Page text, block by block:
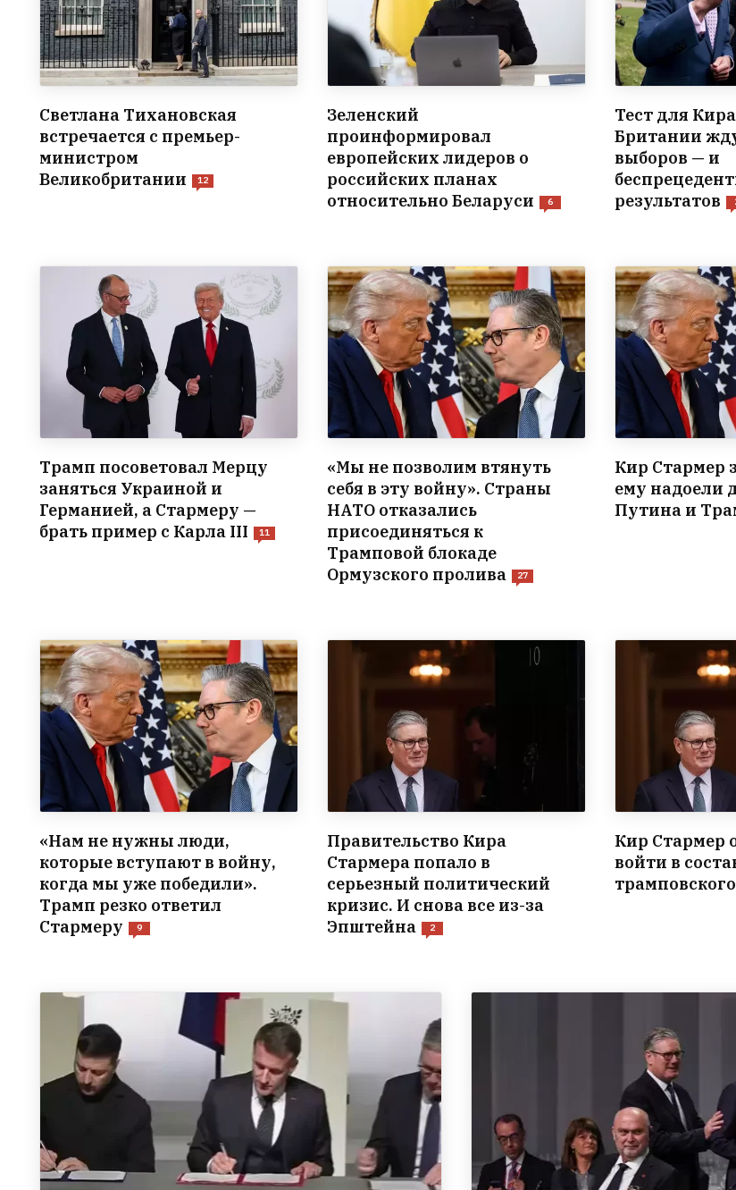
Светлана Тихановская
встречается с премьер-
министром
Великобритании
12
Зеленский
проинформировал
европейских лидеров о
российских планах
относительно Беларуси
6
Тест для
Британии
выборов — и
результатов
Трамп посоветовал Мерцу
заняться Украиной и
Германией, а Стармеру —
брать пример с Карла III
11
«Мы не позволим втянуть
себя в эту войну». Страны
НАТО отказались
присоединяться к
Трамповой блокаде
Ормузского пролива
27
Кир Стармер
ему надоели
Путина и
«Нам не нужны люди,
которые вступают в войну,
когда мы уже победили».
Трамп резко ответил
Стармеру
9
Правительство Кира
Стармера попало в
серьезный политический
кризис. И снова все из-за
Эпштейна
2
Кир Стармер
войти в